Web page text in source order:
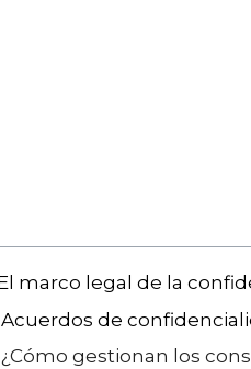
marco legal de la
Acuerdos de
¿Cómo gestionan los